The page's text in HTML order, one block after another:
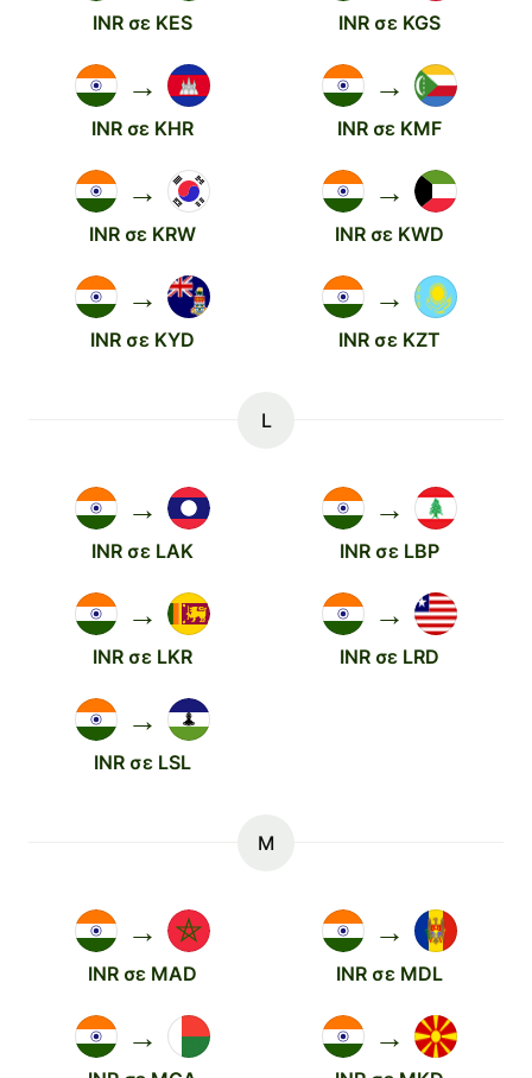
INR σε KES INR σε KGS
→
INR σε KHR
→
INR σε KMF
→
INR σε KRW
→
INR σε KWD
→
INR σε KYD
→
INR σε KZT
L
→
INR σε LAK
→
INR σε LBP
→
INR σε LKR
→
INR σε LRD
→
INR σε LSL
M
→
INR σε MAD
→
INR σε MDL
→ →